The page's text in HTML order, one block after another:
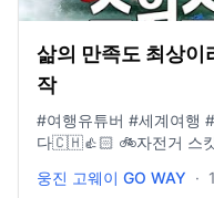
삶의 만족도 최상이
작
#여행유튜버 #세계여행 #스위스여행 스
다🇨🇭👍🏻 🚲자전거 스캇 에딕트 그래블 10
웃도어리서치 선 러너 캡
웅진 고웨이 GO WAY ·